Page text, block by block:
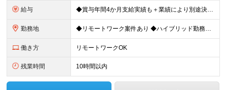
給与 ◆賞与年間4か月支給実績も＋業績により別途決算賞与あり ◆年収800万円～900万円も可能 【PM・PL候補】 数名規模のチームでの進捗管理や、後輩・メンバーの指導・フォロー経験がある方 ※「公式な
勤務地 ◆リモートワーク案件あり ◆ハイブリッド勤務もOK 【本社】東京都豊島区高田3-14-29 KDX高田馬場ビル2F ┗都内、神奈川県のプロジェクト先での勤務もございます。 ＜プロジェクト先エリア例
働き方 リモートワークOK
残業時間 10時間以内